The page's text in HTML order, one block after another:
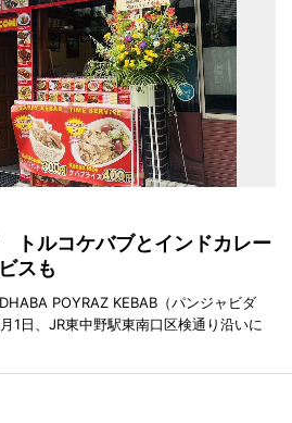
トルコケバブとインドカレー
スも
POYRAZ KEBAB（パンジャビダ
1日、JR東中野駅東南口区検通り沿いに